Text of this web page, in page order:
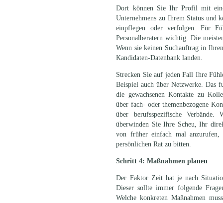
Dort können Sie Ihr Profil mit
Unternehmens zu Ihrem Status und
einpflegen oder verfolgen. Für
Personalberatern wichtig. Die
Wenn sie keinen Suchauftrag in
Kandidaten-Datenbank landen.
Strecken Sie auf jeden Fall Ihre
Beispiel auch über Netzwerke.
die gewachsenen Kontakte zu
über fach- oder themenbezogene
über berufsspezifische
überwinden Sie Ihre Scheu, Ihr
von früher einfach mal
persönlichen Rat zu bitten.
Schritt 4: Maßnahmen planen
Der Faktor Zeit hat je nach
Dieser sollte immer folgende
Welche konkreten Maßnahmen